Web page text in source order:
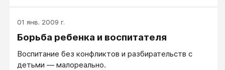
01 янв. 2009 г.
Борьба ребенка и воспитателя
Воспитание без конфликтов и разбирательств с
детьми — малореально.